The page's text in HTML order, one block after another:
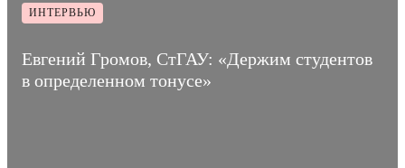
ИНТЕРВЬЮ
Евгений Громов, СтГАУ: «Держим студентов
в определенном тонусе»